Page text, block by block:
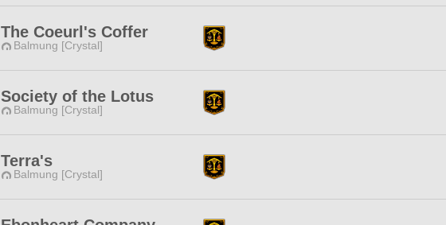
The Coeurl's Coffer
Balmung [Crystal]
Society of the Lotus
Balmung [Crystal]
Terra's
Balmung [Crystal]